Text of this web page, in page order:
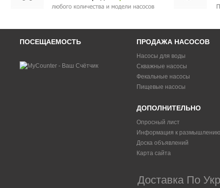
ПОСЕЩАЕМОСТЬ ПРОДАЖА НАСОСОВ
Насосы для воды
Скважные насосы
Фекальные насосы
Пищевые насосы
ДОПОЛНИТЕЛЬНО
Опросный лист
Информация к размышлению
Доска объявлений
Карта сайта
Доставка По